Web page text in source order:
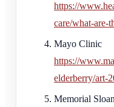
https://
care/what-are-
Mayo Clinic
https://
elderberry/art-
Memorial